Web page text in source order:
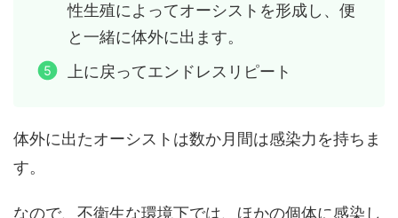
性生殖によってオーシストを形成し、便
と一緒に体外に出ます。
上に戻ってエンドレスリピート
体外に出たオーシストは数か月間は感染力を持ちま
す。
なので、不衛生な環境下では、ほかの個体に感染し